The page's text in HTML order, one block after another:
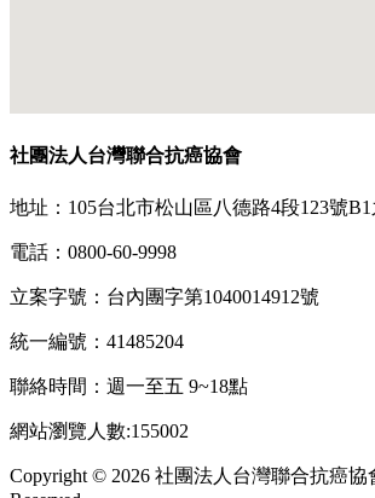
社團法人台灣聯合抗癌協會
地址：105台北市松山區八德路4段123號B1
電話：0800-60-9998
立案字號：台內團字第1040014912號
統一編號：41485204
聯絡時間：週一至五 9~18點
網站瀏覽人數:155002
Copyright © 2026 社團法人台灣聯合抗癌協